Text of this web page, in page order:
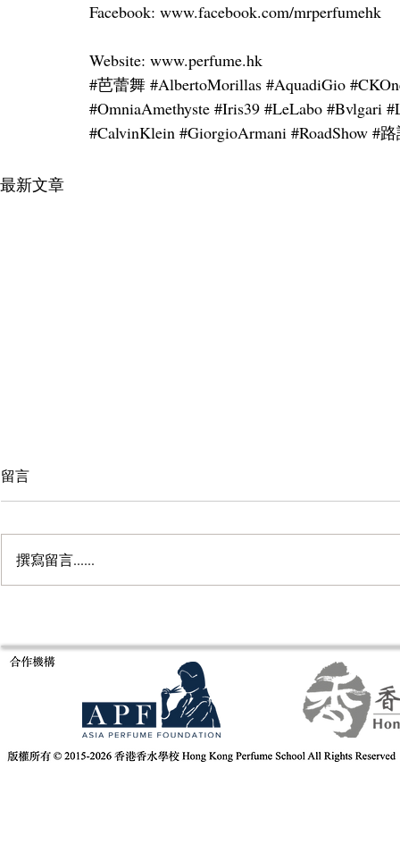
Facebook: www.facebook.com/mrperfumehk
Website: www.perfume.hk
#芭蕾舞 #AlbertoMorillas #AquadiGio
#OmniaAmethyste #Iris39 #LeLabo #Bvlgari
#CalvinKlein #GiorgioArmani #RoadShow #
最新文章
留言
撰寫留言......